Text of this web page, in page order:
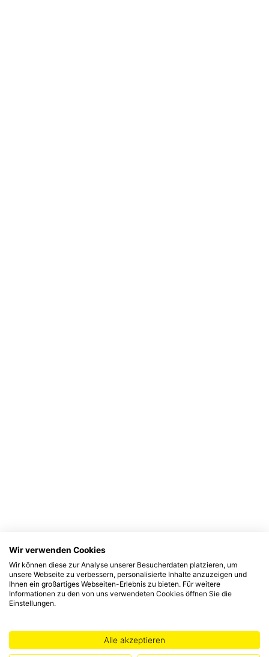
Wir verwenden Cookies
Wir können diese zur Analyse unserer Besucherdaten platzieren, um
unsere Webseite zu verbessern, personalisierte Inhalte anzuzeigen und
Ihnen ein großartiges Webseiten-Erlebnis zu bieten. Für weitere
Informationen zu den von uns verwendeten Cookies öffnen Sie die
Einstellungen.
Alle akzeptieren